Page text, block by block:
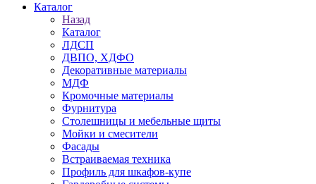
Каталог
Назад
Каталог
ЛДСП
ДВПО, ХДФО
Декоративные материалы
МДФ
Кромочные материалы
Фурнитура
Столешницы и мебельные щиты
Мойки и смесители
Фасады
Встраиваемая техника
Профиль для шкафов-купе